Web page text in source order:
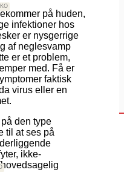
på huden,
infektioner hos
er nysgerrige
af neglesvamp
er et problem,
med. Få er
faktisk
virus eller en
den type
til at ses på
ikke-